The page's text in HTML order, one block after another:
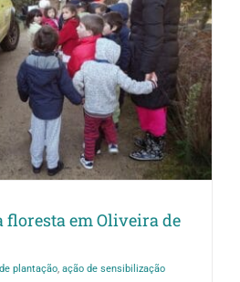
floresta em Oliveira de
plantação, ação de sensibilização